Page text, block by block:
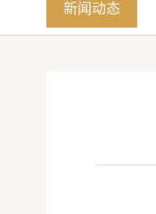
新闻动态